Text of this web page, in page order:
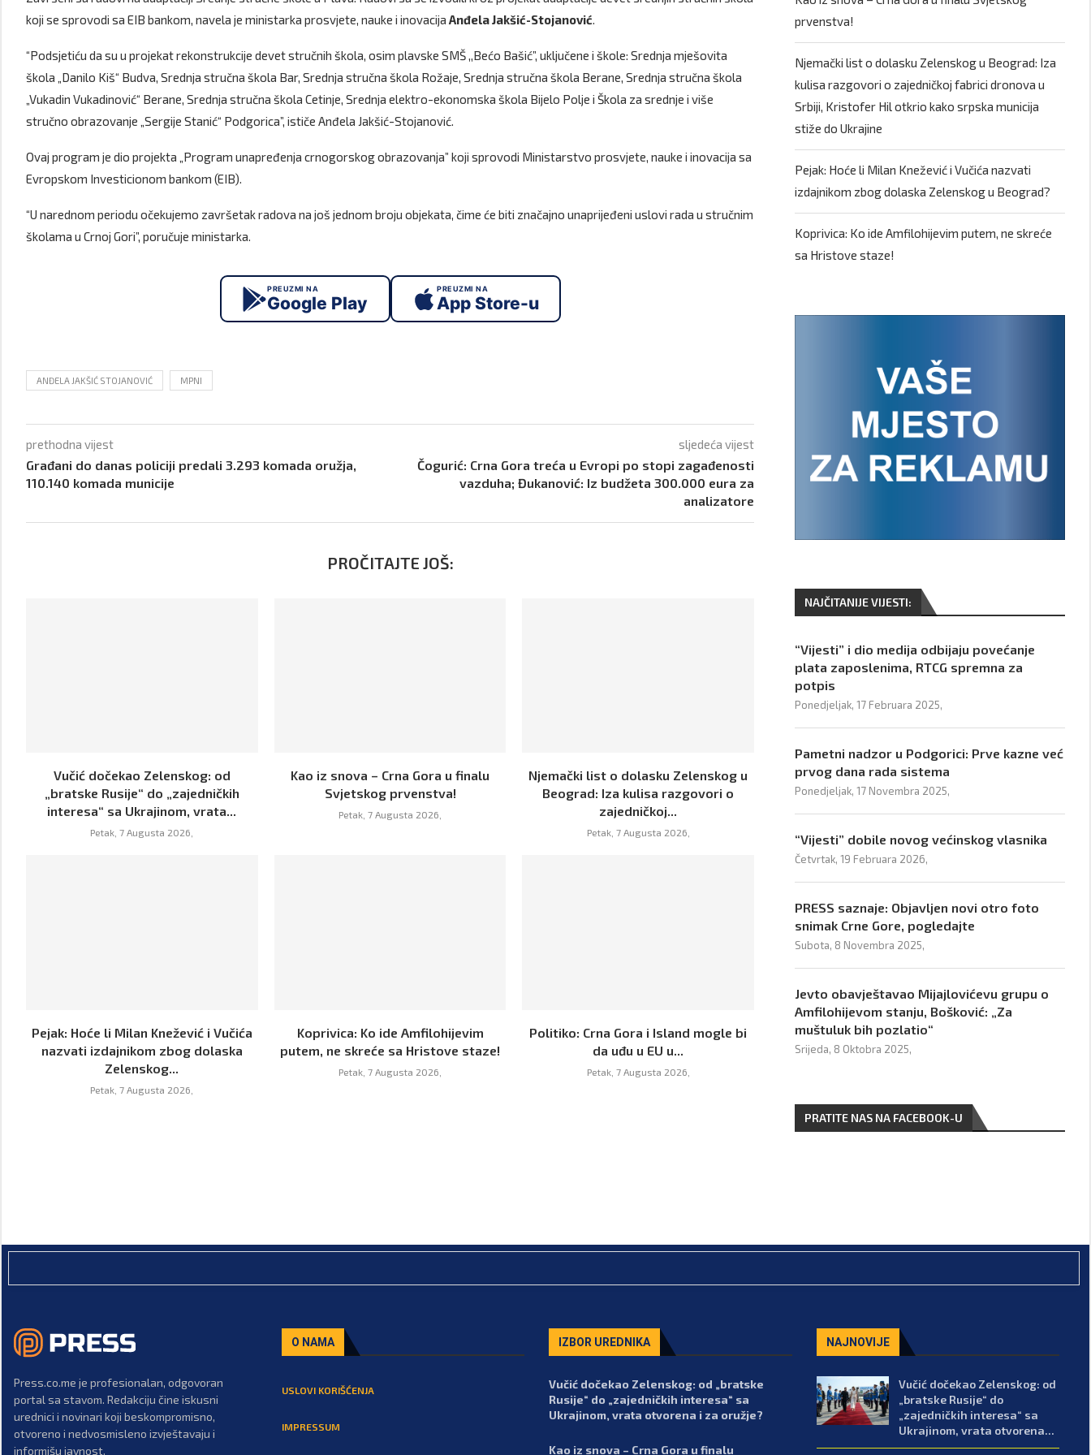
koji se sprovodi sa EIB bankom, navela je ministarka prosvjete, nauke i inovacija Anđela Jakšić-Stojanović.
“Podsjetiću da su u projekat rekonstrukcije devet stručnih škola, osim plavske SMŠ ,,Bećo Bašić”, uključene i škole: Srednja mješovita
škola „Danilo Kiš“ Budva, Srednja stručna škola Bar, Srednja stručna škola Rožaje, Srednja stručna škola Berane, Srednja stručna škola
„Vukadin Vukadinović“ Berane, Srednja stručna škola Cetinje, Srednja elektro-ekonomska škola Bijelo Polje i Škola za srednje i više
stručno obrazovanje „Sergije Stanić“ Podgorica”, ističe Anđela Jakšić-Stojanović.
Ovaj program je dio projekta „Program unapređenja crnogorskog obrazovanja” koji sprovodi Ministarstvo prosvjete, nauke i inovacija sa
Evropskom Investicionom bankom (EIB).
“U narednom periodu očekujemo završetak radova na još jednom broju objekata, čime će biti značajno unaprijeđeni uslovi rada u stručnim
školama u Crnoj Gori”, poručuje ministarka.
PREUZMI NA
Google Play
PREUZMI NA
App Store-u
ANĐELA JAKŠIĆ STOJANOVIĆ MPNI
prethodna vijest
Građani do danas policiji predali 3.293 komada oružja,
110.140 komada municije
sljedeća vijest
Čogurić: Crna Gora treća u Evropi po stopi zagađenosti
vazduha; Đukanović: Iz budžeta 300.000 eura za
analizatore
PROČITAJTE JOŠ:
Vučić dočekao Zelenskog: od
„bratske Rusije“ do „zajedničkih
interesa“ sa Ukrajinom, vrata...
Petak, 7 Augusta 2026,
Kao iz snova – Crna Gora u finalu
Svjetskog prvenstva!
Petak, 7 Augusta 2026,
Njemački list o dolasku Zelenskog u
Beograd: Iza kulisa razgovori o
zajedničkoj...
Petak, 7 Augusta 2026,
Pejak: Hoće li Milan Knežević i Vučića
nazvati izdajnikom zbog dolaska
Zelenskog...
Petak, 7 Augusta 2026,
Koprivica: Ko ide Amfilohijevim
putem, ne skreće sa Hristove staze!
Petak, 7 Augusta 2026,
Politiko: Crna Gora i Island mogle bi
da uđu u EU u...
Petak, 7 Augusta 2026,
prvenstva!
Njemački list o dolasku Zelenskog u Beograd: Iza
kulisa razgovori o zajedničkoj fabrici dronova u
Srbiji, Kristofer Hil otkrio kako srpska municija
stiže do Ukrajine
Pejak: Hoće li Milan Knežević i Vučića nazvati
izdajnikom zbog dolaska Zelenskog u Beograd?
Koprivica: Ko ide Amfilohijevim putem, ne skreće
sa Hristove staze!
NAJČITANIJE VIJESTI:
“Vijesti” i dio medija odbijaju povećanje
plata zaposlenima, RTCG spremna za
potpis
Ponedjeljak, 17 Februara 2025,
Pametni nadzor u Podgorici: Prve kazne već
prvog dana rada sistema
Ponedjeljak, 17 Novembra 2025,
“Vijesti” dobile novog većinskog vlasnika
Četvrtak, 19 Februara 2026,
PRESS saznaje: Objavljen novi otro foto
snimak Crne Gore, pogledajte
Subota, 8 Novembra 2025,
Jevto obavještavao Mijajlovićevu grupu o
Amfilohijevom stanju, Bošković: „Za
muštuluk bih pozlatio“
Srijeda, 8 Oktobra 2025,
PRATITE NAS NA FACEBOOK-U
Press.co.me je profesionalan, odgovoran
portal sa stavom. Redakciju čine iskusni
urednici i novinari koji beskompromisno,
otvoreno i nedvosmisleno izvještavaju i
informišu javnost.
O NAMA
USLOVI KORIŠĆENJA
IMPRESSUM
IZBOR UREDNIKA
Vučić dočekao Zelenskog: od „bratske
Rusije“ do „zajedničkih interesa“ sa
Ukrajinom, vrata otvorena i za oružje?
Kao iz snova – Crna Gora u finalu
NAJNOVIJE
Vučić dočekao Zelenskog: od
„bratske Rusije“ do
„zajedničkih interesa“ sa
Ukrajinom, vrata otvorena...